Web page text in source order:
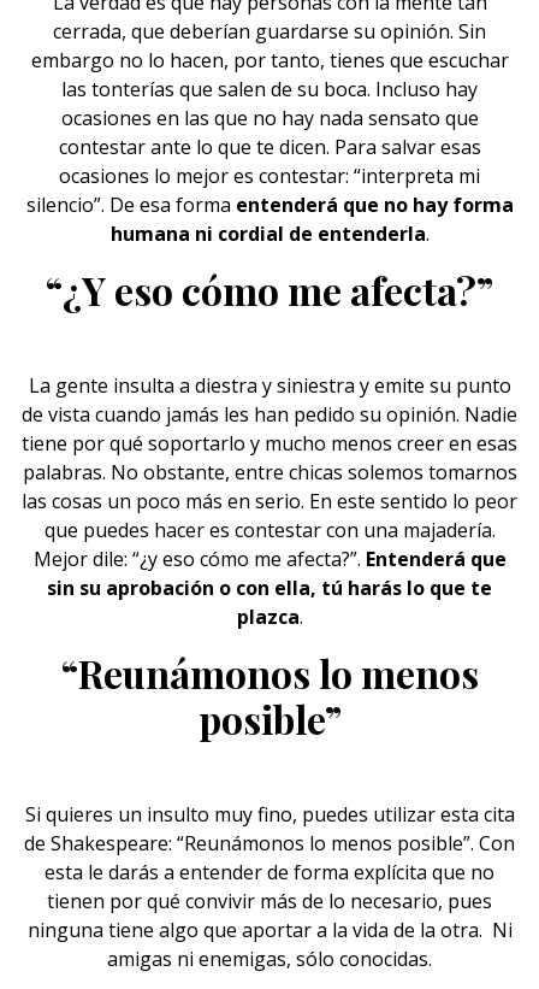
cerrada, que deberían guardarse su opinión. Sin
embargo no lo hacen, por tanto, tienes que escuchar
las tonterías que salen de su boca. Incluso hay
ocasiones en las que no hay nada sensato que
contestar ante lo que te dicen. Para salvar esas
ocasiones lo mejor es contestar: “interpreta mi
silencio”. De esa forma entenderá que no hay forma
humana ni cordial de entenderla.
“¿Y eso cómo me afecta?”
La gente insulta a diestra y siniestra y emite su punto
de vista cuando jamás les han pedido su opinión. Nadie
tiene por qué soportarlo y mucho menos creer en esas
palabras. No obstante, entre chicas solemos tomarnos
las cosas un poco más en serio. En este sentido lo peor
que puedes hacer es contestar con una majadería.
Mejor dile: “¿y eso cómo me afecta?”. Entenderá que
sin su aprobación o con ella, tú harás lo que te
plazca.
“Reunámonos lo menos
posible”
Si quieres un insulto muy fino, puedes utilizar esta cita
de Shakespeare: “Reunámonos lo menos posible”. Con
esta le darás a entender de forma explícita que no
tienen por qué convivir más de lo necesario, pues
ninguna tiene algo que aportar a la vida de la otra. Ni
amigas ni enemigas, sólo conocidas.